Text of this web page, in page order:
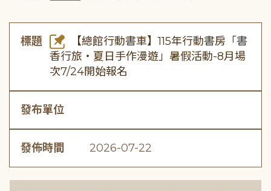
標題
【總館行動書車】115年行動書房「書
香行旅・夏日手作漫遊」暑假活動-8月場
次7/24開始報名
發布單位
發佈時間 2026-07-22